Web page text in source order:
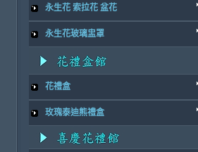
永生花 索拉花 盆花
永生花玻璃盅罩
花禮盒
玫瑰泰迪熊禮盒